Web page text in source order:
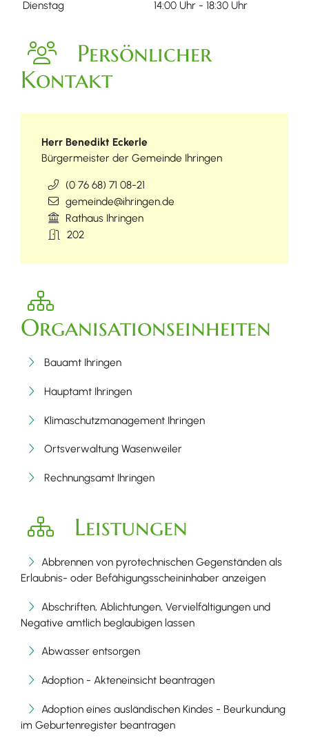
Dienstag
14:00 Uhr - 18:30 Uhr
Persönlicher
Kontakt
Herr Benedikt Eckerle
Bürgermeister der Gemeinde Ihringen
(0 76 68) 71 08-21
gemeinde@ihringen.de
Rathaus Ihringen
202
Organisationseinheiten
Bauamt Ihringen
Hauptamt Ihringen
Klimaschutzmanagement Ihringen
Ortsverwaltung Wasenweiler
Rechnungsamt Ihringen
Leistungen
Abbrennen von pyrotechnischen Gegenständen als
Erlaubnis- oder Befähigungsscheininhaber anzeigen
Abschriften, Ablichtungen, Vervielfältigungen und
Negative amtlich beglaubigen lassen
Abwasser entsorgen
Adoption - Akteneinsicht beantragen
Adoption eines ausländischen Kindes - Beurkundung
im Geburtenregister beantragen